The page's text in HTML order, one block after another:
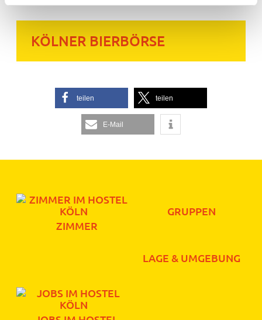
KÖLNER BIERBÖRSE
teilen teilen
E-Mail
ZIMMER
GRUPPEN
LAGE & UMGEBUNG